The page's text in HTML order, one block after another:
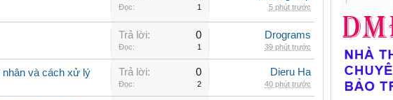
Đọc: 1 5 phút trước
Trả lời: 0
Đọc: 1
Drograms
39 phút trước
nhân và cách xử lý Trả lời: 0
Đọc: 2
Dieru Ha
40 phút trước